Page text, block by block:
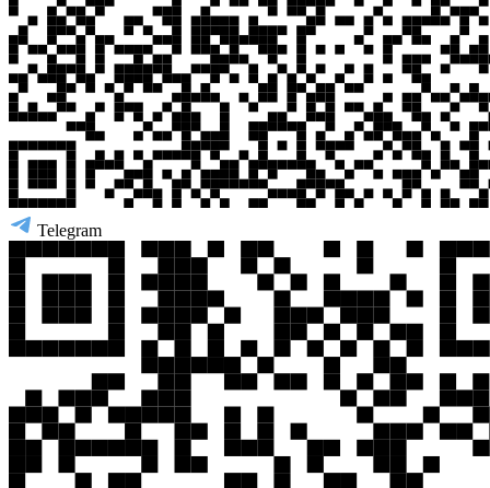
Telegram